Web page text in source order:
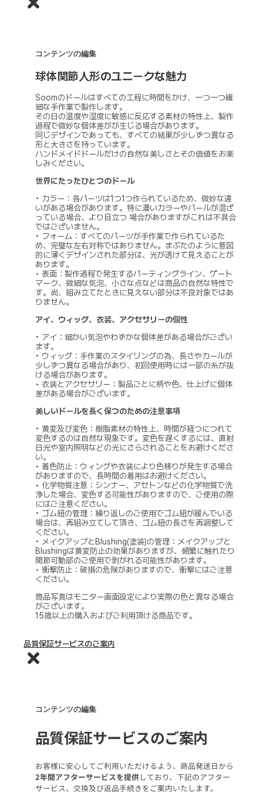
コンテンツの編集
球体関節人形のユニークな魅力
Soomのドールはすべての工程に時間をかけ、一つ一つ繊
細な手作業で製作します。
その日の温度や湿度に敏感に反応する素材の特性上、製作
過程で微妙な個体差がが生じる場合があります。
同じデザインであっても、すべての結果が少しずつ異なる
形と大きさを持っています。
ハンドメイドドールだけの自然な美しさとその価値をお楽
しみください。
世界にたったひとつのドール
• カラー：各パーツは1つ1つ作られているため、微妙な違
いがある場合があります。特に濃いカラーやパールが混ざ
っている場合、より目立つ 場合がありますがこれは不具合
ではございません。
• フォーム：すべてのパーツが手作業で作られているた
め、完璧な左右対称ではありません。まぶたのように意図
的に薄くデザインされた部分は、光が透けて見えることが
あります。
• 表面：製作過程で発生するパーティングライン、ゲート
マーク、微細な気泡、小さな点などは商品の自然な特性で
す。尚、組み立てたときに見えない部分は不良対象ではあ
りません。
アイ、ウィッグ、衣装、アクセサリーの個性
• アイ：細かい気泡やわずかな個体差がある場合がござい
ます。
• ウィッグ：手作業のスタイリングの為、長さやカールが
少しずつ異なる場合があり、初回使用時には一部の糸が抜
ける場合があります。
• 衣装とアクセサリー：製品ごとに柄や色、仕上げに個体
差がある場合がございます。
美しいドールを長く保つのための注意事項
• 黄変及び変色：樹脂素材の特性上、時間が経つにつれて
変色するのは自然な現象です。変色を遅くするには、直射
日光や室内照明などの光にさらされることをお避けくださ
い。
• 着色防止：ウィングや衣装により色移りが発生する場合
がありますので、長時間の着用はお避けください。
• 化学物質注意：シンナー、アセトンなどの化学物質で洗
浄した場合、変色する可能性がありますので、ご使用の際
にはご注意ください。
• ゴム紐の管理：繰り返しのご使用でゴム紐が緩んでいる
場合は、再組み立てして頂き、ゴム紐の長さを再調整して
ください。
• メイクアップとBlushing(塗装)の管理：メイクアップと
Blushingは黄変防止の効果がありますが、頻繁に触れたり
関節可動部のご使用で剝がれる可能性があります。
• 衝撃防止：破損の危険がありますので、衝撃にはご注意
ください。
商品写真はモニター画面設定により実際の色と異なる場合
がございます。
15歳以上の購入およびご利用頂ける商品です。
品質保証サービスのご案内
コンテンツの編集
品質保証サービスのご案内
お客様に安心してご利用いただけるよう、商品発送日から
2年間アフターサービスを提供しており、下記のアフター
サービス、交換及び返品手続きをご案内いたします。